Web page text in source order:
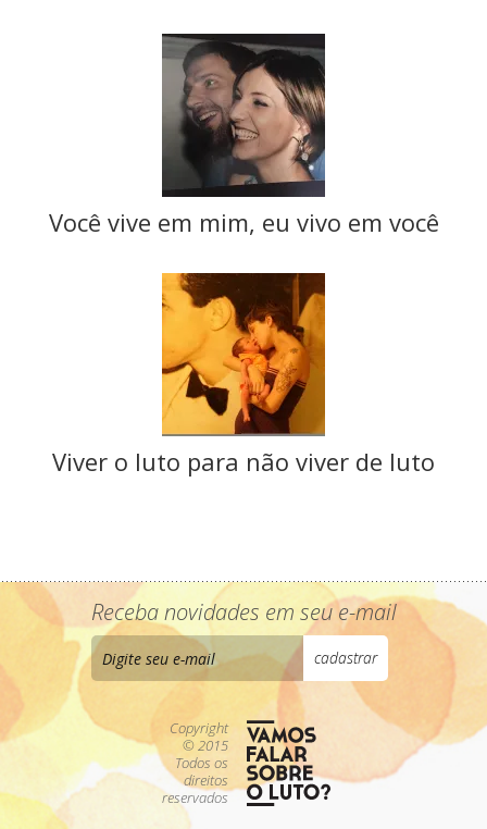
Você vive em mim, eu vivo em você
Viver o luto para não viver de luto
Copyright
© 2015
Todos os
direitos
reservados
Receba novidades em seu e-mail